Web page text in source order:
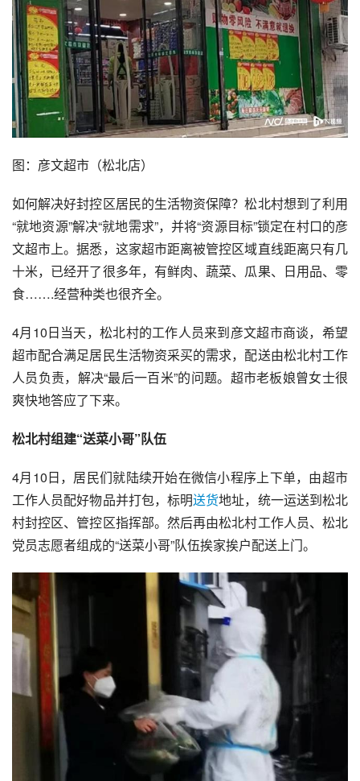
图：彦文超市（松北店）
如何解决好封控区居民的生活物资保障？松北村想到了利用
“就地资源”解决“就地需求”，并将“资源目标”锁定在村口的彦
文超市上。据悉，这家超市距离被管控区域直线距离只有几
十米，已经开了很多年，有鲜肉、蔬菜、瓜果、日用品、零
食…….经营种类也很齐全。
4月10日当天，松北村的工作人员来到彦文超市商谈，希望
超市配合满足居民生活物资采买的需求，配送由松北村工作
人员负责，解决“最后一百米”的问题。超市老板娘曾女士很
爽快地答应了下来。
松北村组建“送菜小哥”队伍
4月10日，居民们就陆续开始在微信小程序上下单，由超市
工作人员配好物品并打包，标明送货地址，统一运送到松北
村封控区、管控区指挥部。然后再由松北村工作人员、松北
党员志愿者组成的“送菜小哥”队伍挨家挨户配送上门。